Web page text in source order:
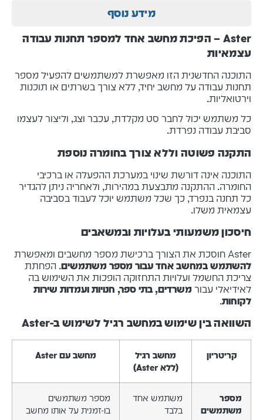
מידע נוסף
Aster – הפיכת מחשב אחד למספר תחנות עבודה
עצמאיות
התוכנה החדשנית הזו מאפשרת למשתמשים להפעיל מספר
תחנות עבודה על מחשב יחיד, ללא צורך בשרתים או תוכנות
וירטואליות.
כל משתמש יכול לחבר סט מקלדת, עכבר וצג, וליצור לעצמו
סביבת עבודה נפרדת.
התקנה פשוטה וללא צורך בחומרה נוספת
התוכנה אינה דורשת שינוי במערכת ההפעלה או ברכיבי
החומרה. ההתקנה מתבצעת במהירות, ולאחריה ניתן להגדיר
כל תחנה בנפרד, כך שכל משתמש יוכל לעבוד בסביבה
עצמאית משלו.
חיסכון משמעותי בעלויות ובמשאבים
Aster חוסכת את הצורך ברכישת מספר מחשבים ומאפשרת
להשתמש במחשב אחד עבור מספר משתמשים. הפחתת
צריכת החשמל ועלויות התחזוקה הופכות את השימוש בה
לאידיאלי עבור משרדים, בתי ספר, חנויות ועמדות שירות
לקוחות.
השוואה בין שימוש במחשב רגיל לשימוש ב-Aster
קריטריון
מחשב רגיל
(ללא Aster)
מחשב עם Aster
מספר
משתמשים
משתמש אחד
בלבד
מספר משתמשים
בו-זמנית על אותו מחשב